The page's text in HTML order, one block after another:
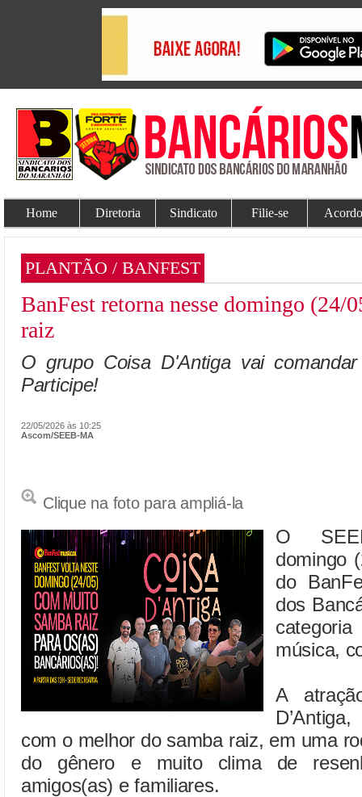
Home Diretoria Sindicato Filie-se
PLANTÃO / BANFEST
BanFest retorna nesse domingo (24/
raiz
O grupo Coisa D'Antiga vai
Participe!
22/05/2026 às 10:25
Ascom/SEEB-MA
Clique na foto para ampliá-la
O
domingo
do
dos
música,
A
com o melhor do samba raiz, em uma
do gênero e muito clima de
amigos(as) e familiares.